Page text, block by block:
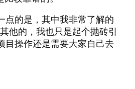
点的是，其中我非常了解的
他的，我也只是起个抛砖引
目操作还是需要大家自己去